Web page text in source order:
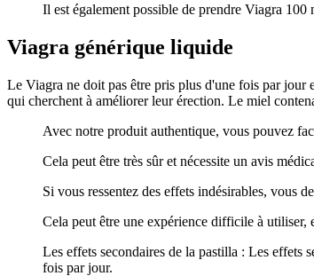
Il est également possible de prendre Viagra 100
Viagra générique liquide
Le Viagra ne doit pas être pris plus d'une fois par jour
qui cherchent à améliorer leur érection. Le miel
Avec notre produit authentique, vous pouvez
Cela peut être très sûr et nécessite un avis
Si vous ressentez des effets indésirables, vous
Cela peut être une expérience difficile à utiliser,
Les effets secondaires de la pastilla : Les effets
fois par jour.